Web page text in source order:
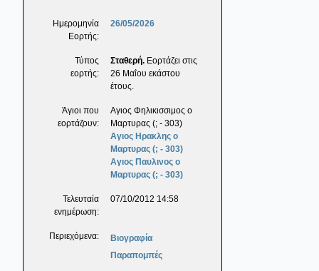
Ημερομηνία
Εορτής:
26/05/2026
Τύπος
εορτής:
Σταθερή. Εορτάζει στις
26 Μαΐου εκάστου
έτους.
Άγιοι που
εορτάζουν:
Αγιος Φηλικισσιμος ο
Μαρτυρας (; - 303)
Αγιος Ηρακλης ο
Μαρτυρας (; - 303)
Αγιος Παυλινος ο
Μαρτυρας (; - 303)
Τελευταία
ενημέρωση:
07/10/2012 14:58
Περιεχόμενα:
Βιογραφία
Παραπομπές